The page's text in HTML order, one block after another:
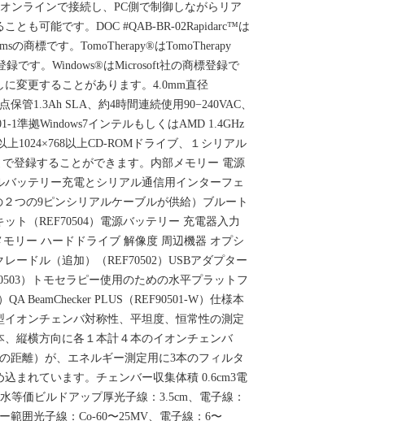
オンラインで接続し、PC側で制御しながらリア
とも可能です。DOC #QAB-BR-02Rapidarc™は
の商標です。TomoTherapy®はTomoTherapy
録です。Windows®はMicrosoft社の商標登録で
変更することがあります。4.0mm直径
保管1.3Ah SLA、約4時間連続使用90−240VAC、
1準拠Windows7インテルもしくはAMD 1.4GHz
上1024×768以上CD-ROMドライブ、１シリアル
登録することができます。内部メモリー 電源
バッテリー充電とシリアル通信用インターフェ
２つの9ピンシリアルケーブルが供給）ブルート
ット（REF70504）電源バッテリー 充電器入力
モリー ハードドライブ 解像度 周辺機器 オプシ
レードル（追加）（REF70502）USBアダプター
）トモセラピー使用のための水平プラットフ
QA BeamChecker PLUS（REF90501-W）仕様本
イオンチェンバ対称性、平坦度、恒常性の測定
、縦横方向に各１本計４本のイオンチェンバ
の距離）が、エネルギー測定用に3本のフィルタ
まれています。チェンバー収集体積 0.6cm3電
等価ビルドアップ厚光子線：3.5cm、電子線：
範囲光子線：Co-60〜25MV、電子線：6〜